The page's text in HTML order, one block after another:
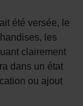
été versée, le
les
clairement
dans un état
ou ajout